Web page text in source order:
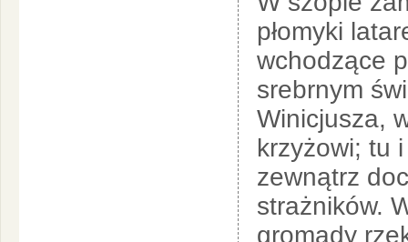
płomyki
wchodzące
srebrnym
Winicjusza,
krzyżowi; tu
zewnątrz
strażników.
gromady